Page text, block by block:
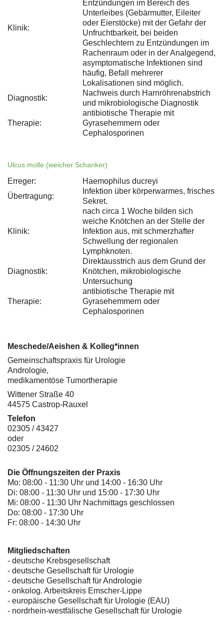
Klinik:
Entzündungen im Bereich des
Unterleibes (Gebärmutter, Eileiter
oder Eierstöcke) mit der Gefahr der
Unfruchtbarkeit, bei beiden
Geschlechtern zu Entzündungen im
Rachenraum oder in der Analgegend,
asymptomatische Infektionen sind
häufig, Befall mehrerer
Lokalisationen sind möglich.
Diagnostik:
Nachweis durch Harnröhrenabstrich
und mikrobiologische Diagnostik
Therapie:
antibiotische Therapie mit
Gyrasehemmern oder
Cephalosporinen
Ulcus molle (weicher Schanker)
Erreger:
Haemophilus ducreyi
Übertragung:
Infektion über körperwarmes, frisches
Sekret.
Klinik:
nach circa 1 Woche bilden sich
weiche Knötchen an der Stelle der
Infektion aus, mit schmerzhafter
Schwellung der regionalen
Lymphknoten.
Diagnostik:
Direktausstrich aus dem Grund der
Knötchen, mikrobiologische
Untersuchung
Therapie:
antibiotische Therapie mit
Gyrasehemmern oder
Cephalosporinen
Meschede/Aeishen & Kolleg*innen
Gemeinschaftspraxis für Urologie
Andrologie,
medikamentöse Tumortherapie
Wittener Straße 40
44575 Castrop-Rauxel
Telefon
02305 / 43427
oder
02305 / 24602
Die Öffnungszeiten der Praxis
Mo: 08:00 - 11:30 Uhr und 14:00 - 16:30 Uhr
Di: 08:00 - 11:30 Uhr und 15:00 - 17:30 Uhr
Mi: 08:00 - 11:30 Uhr Nachmittags geschlossen
Do: 08:00 - 17:30 Uhr
Fr: 08:00 - 14:30 Uhr
Mitgliedschaften
- deutsche Krebsgesellschaft
- deutsche Gesellschaft für Urologie
- deutsche Gesellschaft für Andrologie
- onkolog. Arbeitskreis Emscher-Lippe
- europäische Gesellschaft für Urologie (EAU)
- nordrhein-westfälische Gesellschaft für Urologie